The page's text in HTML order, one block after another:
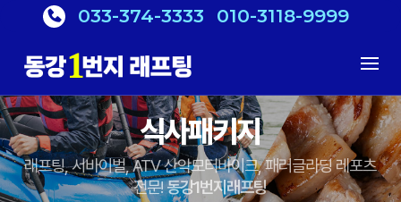
033-374-3333 010-3118-9999
식사패키지
래프팅, 서바이벌, ATV 산악모터바이크, 패러글라딩 레포츠
전문!동강1번지래프팅